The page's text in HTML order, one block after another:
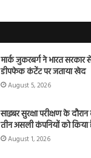
मार्क जुकरबर्ग ने भारत
डीपफेक कंटेंट पर जताया खेद
August 5, 2026
साइबर सुरक्षा परीक्षण के
तीन असली कंपनियों को किया
August 1, 2026